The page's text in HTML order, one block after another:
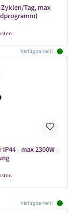
Tag, max
Verfügbarkeit:
- max 2300W -
Verfügbarkeit: